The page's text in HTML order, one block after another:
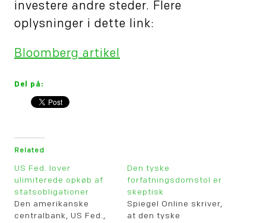
investere andre steder. Flere
oplysninger i dette link:
Bloomberg artikel
Del på:
Related
US Fed. lover
ulimiterede opkøb af
statsobligationer
Den amerikanske
centralbank, US Fed.,
Den tyske
forfatningsdomstol er
skeptisk
Spiegel Online skriver,
at den tyske